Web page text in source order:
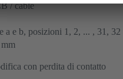
/ cable
a e b, posizioni 1, 2, ... , 31, 32
con perdita di contatto